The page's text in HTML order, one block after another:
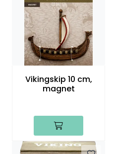
Vikingskip 10 cm,
magnet